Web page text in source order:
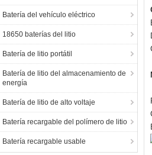
Batería del vehículo eléctrico
18650 baterías del litio
Batería de litio portátil
Batería de litio del almacenamiento de
energía
Batería de litio de alto voltaje
Batería recargable del polímero de litio
Batería recargable usable